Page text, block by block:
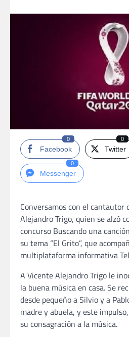
Facebook
0
Twitter
0
Messenger
0
Conversamos con el cantautor
Alejandro Trigo, quien se alzó
concurso Buscando una
su tema “El Grito”, que
multiplataforma informativa
A Vicente Alejandro Trigo le
la buena música en casa. Se
desde pequeño a Silvio y a
madre y abuela, y este
su consagración a la música.